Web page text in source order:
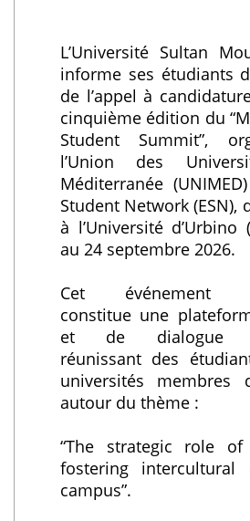
L’Université Sultan
informe ses étudiants
de l’appel à
cinquième édition du
Student Summit”,
l’Union des
Méditerranée
Student Network (ESN),
à l’Université
au 24 septembre 2026.
Cet événement
constitue une
et de dialogue
réunissant des
universités membres
autour du thème :
“The strategic role
fostering intercultural
campus”.